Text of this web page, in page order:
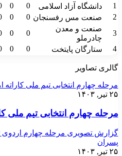
1
دانشگاه آزاد اسلامی 0
0
2
صنعت مس رفسنجان 0
0
3
صنعت و معدن
چادرملو
0
0
4
ستارگان پایتخت 0
0
گالری تصاویر
مرحله چهارم انتخابی تیم ملی کاراته
۲۵ تیر, ۱۴۰۳
مرحله چهارم انتخابی تیم ملی
گزارش تصویری مرحله چهارم اردوی
پسران
۲۵ تیر, ۱۴۰۳